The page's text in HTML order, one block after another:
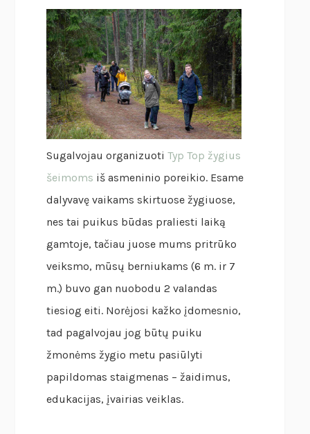
Sugalvojau organizuotiTyp Top žygius
šeimoms iš asmeninio poreikio. Esame
dalyvavę vaikams skirtuose žygiuose,
nes tai puikus būdas praliesti laiką
gamtoje, tačiau juose mums pritrūko
veiksmo, mūsų berniukams (6 m. ir 7
m.) buvo gan nuobodu 2 valandas
tiesiog eiti. Norėjosi kažko įdomesnio,
tad pagalvojau jog būtų puiku
žmonėms žygio metu pasiūlyti
papildomas staigmenas – žaidimus,
edukacijas, įvairias veiklas.